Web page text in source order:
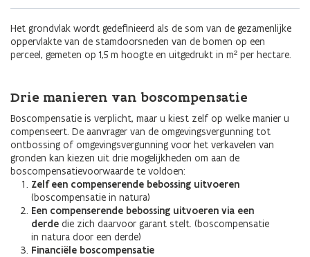
Het grondvlak wordt gedefinieerd als de som van de gezamenlijke
oppervlakte van de stamdoorsneden van de bomen op een
perceel, gemeten op 1,5 m hoogte en uitgedrukt in m² per hectare.
Drie manieren van boscompensatie
Boscompensatie is verplicht, maar u kiest zelf op welke manier u
compenseert. De aanvrager van de omgevingsvergunning tot
ontbossing of omgevingsvergunning voor het verkavelen van
gronden kan kiezen uit drie mogelijkheden om aan de
boscompensatievoorwaarde te voldoen:
Zelf een compenserende bebossing uitvoeren
(boscompensatie in natura)
Een compenserende bebossing uitvoeren via een
derde die zich daarvoor garant stelt. (boscompensatie
in natura door een derde)
Financiële boscompensatie